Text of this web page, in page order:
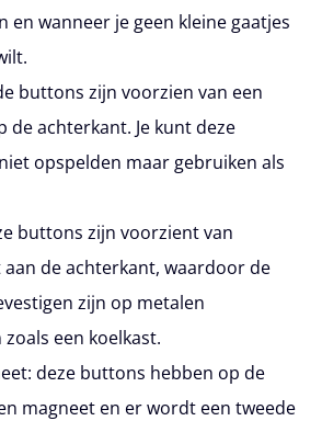
en wanneer je geen kleine gaatjes
buttons zijn voorzien van een
de achterkant. Je kunt deze
opspelden maar gebruiken als
buttons zijn voorzient van
aan de achterkant, waardoor de
zijn op metalen
een koelkast.
deze buttons hebben op de
magneet en er wordt een tweede